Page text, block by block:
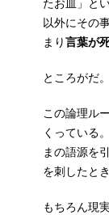
たお皿」と
以外にその
まり言葉が
ところがだ。
この論理ル
くっている
まの語源を
を刺したと
もちろん現